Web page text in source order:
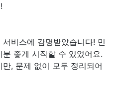
비스에 감명받았습니다! 민
좋게 시작할 수 있었어요.
, 문제 없이 모두 정리되어